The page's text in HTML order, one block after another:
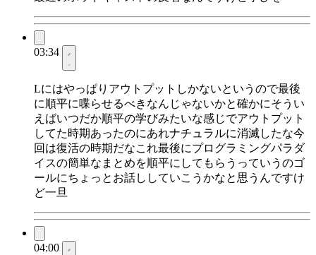
03:34
Lにはやっぱりアウトプットしかないというので最後
に順平に喋らせるべきなんじゃないかと確かにそうい
えばいつだか順平の学びみたいな感じでアウトプット
してた時期あったのにあれナチュラルに消滅したな今
回は復活の時期だなこれ最後にプログラミングパラダ
イスの簡単なまとめを順平にしてもらうっていうのゴ
ールにちょっとお話ししていこうかなと思うんですけ
ど一旦
04:00